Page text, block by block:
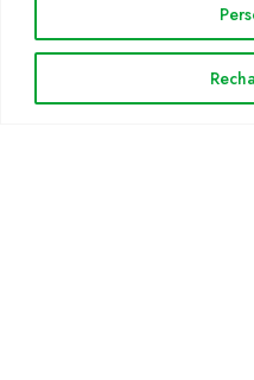
Solicitud Catálogo